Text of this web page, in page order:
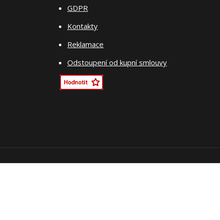
GDPR
Kontakty
Reklamace
Odstoupení od kupní smlouvy